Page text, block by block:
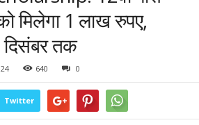
मिलेगा 1 लाख रुपए,
तक
640 0
Twitter